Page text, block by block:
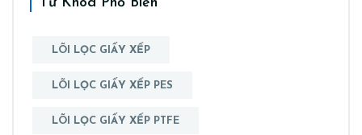
Từ Khoá Phổ Biến
LÕI LỌC GIẤY XẾP
LÕI LỌC GIẤY XẾP PES
LÕI LỌC GIẤY XẾP PTFE